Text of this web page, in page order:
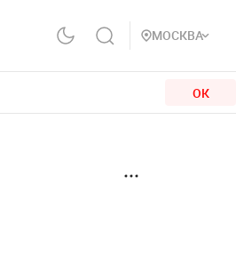
МОСКВА
ОК